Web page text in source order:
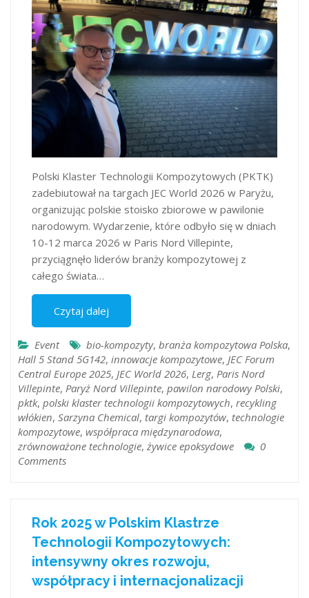
Polski Klaster Technologii Kompozytowych (PKTK)
zadebiutował na targach JEC World 2026 w Paryżu,
organizując polskie stoisko zbiorowe w pawilonie
narodowym. Wydarzenie, które odbyło się w dniach
10-12 marca 2026 w Paris Nord Villepinte,
przyciągnęło liderów branży kompozytowej z
całego świata…
Czytaj dalej
Event bio-kompozyty, branża kompozytowa Polska,
Hall 5 Stand 5G142, innowacje kompozytowe, JEC Forum
Central Europe 2025, JEC World 2026, Lerg, Paris Nord
Villepinte, Paryż Nord Villepinte, pawilon narodowy Polski,
pktk, polski klaster technologii kompozytowych, recykling
włókien, Sarzyna Chemical, targi kompozytów, technologie
kompozytowe, współpraca międzynarodowa,
zrównoważone technologie, żywice epoksydowe
0
Comments
Rok 2025 w Polskim Klastrze
Technologii Kompozytowych:
intensywny okres rozwoju,
współpracy i internacjonalizacji